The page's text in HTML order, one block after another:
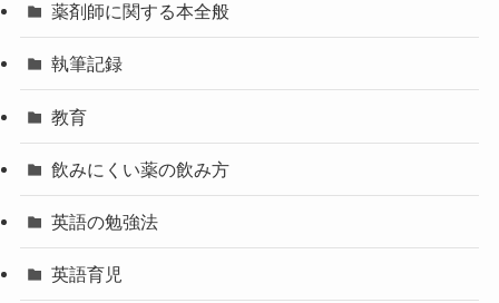
薬剤師に関する本全般
執筆記録
教育
飲みにくい薬の飲み方
英語の勉強法
英語育児